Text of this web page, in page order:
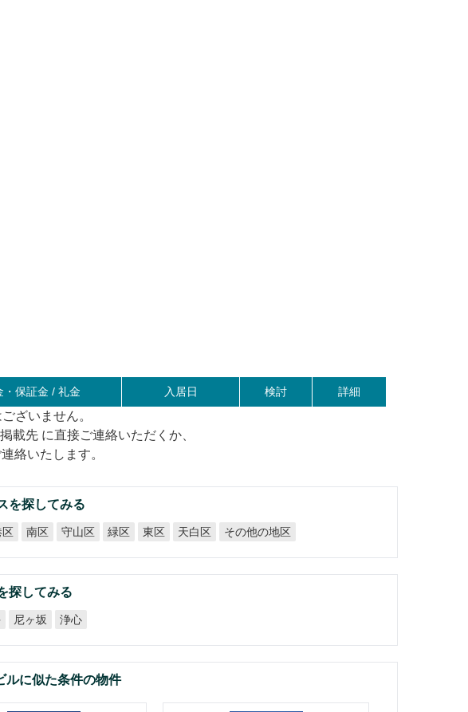
・保証金 / 礼金 入居日 検討 詳細
ざいません。
載先 に直接ご連絡いただくか、
絡いたします。
を探してみる
区 南区 守山区 緑区 東区 天白区 その他の地区
探してみる
尼ヶ坂 浄心
ルに似た条件の物件